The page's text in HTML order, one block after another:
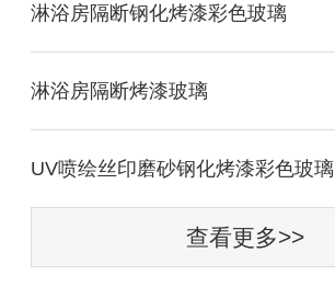
淋浴房隔断钢化烤漆彩色玻璃
淋浴房隔断烤漆玻璃
UV喷绘丝印磨砂钢化烤漆彩色玻璃
查看更多>>